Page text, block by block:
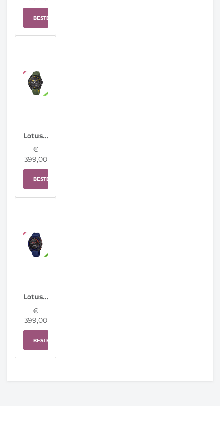
BESTELLEN
Lotus horloge 20001/7 Connected Full D
€
399,00
BESTELLEN
Lotus horloge 20002/6 Connected Full D
€
399,00
BESTELLEN